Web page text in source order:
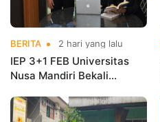
BERITA 2 hari yang lalu
IEP 3+1 FEB Universitas
Nusa Mandiri Bekali
Kerja Sebelum Lulus